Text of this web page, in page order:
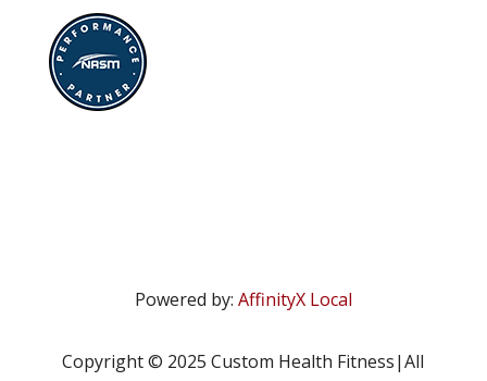
Powered by: AffinityX Local
Copyright © 2025 Custom Health Fitness|All